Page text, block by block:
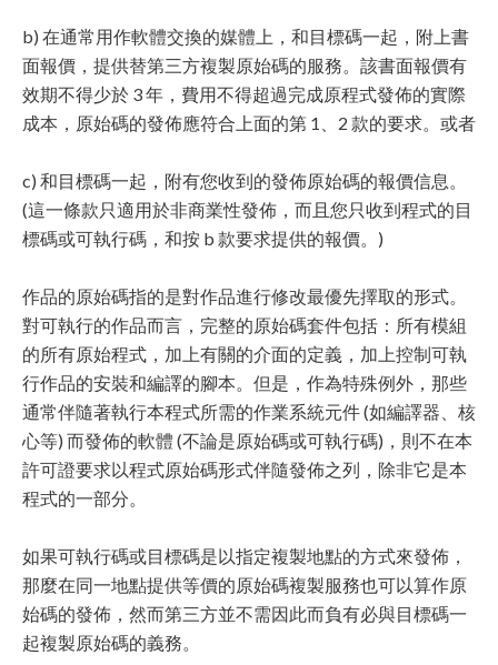
b) 在通常用作軟體交換的媒體上，和目標碼一起，附上書
面報價，提供替第三方複製原始碼的服務。該書面報價有
效期不得少於 3 年，費用不得超過完成原程式發佈的實際
成本，原始碼的發佈應符合上面的第 1、2 款的要求。或者
c) 和目標碼一起，附有您收到的發佈原始碼的報價信息。
(這一條款只適用於非商業性發佈，而且您只收到程式的目
標碼或可執行碼，和按 b 款要求提供的報價。)
作品的原始碼指的是對作品進行修改最優先擇取的形式。
對可執行的作品而言，完整的原始碼套件包括：所有模組
的所有原始程式，加上有關的介面的定義，加上控制可執
行作品的安裝和編譯的腳本。但是，作為特殊例外，那些
通常伴隨著執行本程式所需的作業系統元件 (如編譯器、核
心等) 而發佈的軟體 (不論是原始碼或可執行碼)，則不在本
許可證要求以程式原始碼形式伴隨發佈之列，除非它是本
程式的一部分。
如果可執行碼或目標碼是以指定複製地點的方式來發佈，
那麼在同一地點提供等價的原始碼複製服務也可以算作原
始碼的發佈，然而第三方並不需因此而負有必與目標碼一
起複製原始碼的義務。